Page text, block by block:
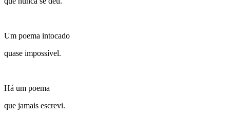
Um poema intocado
quase impossível.
Há um poema
que jamais escrevi.